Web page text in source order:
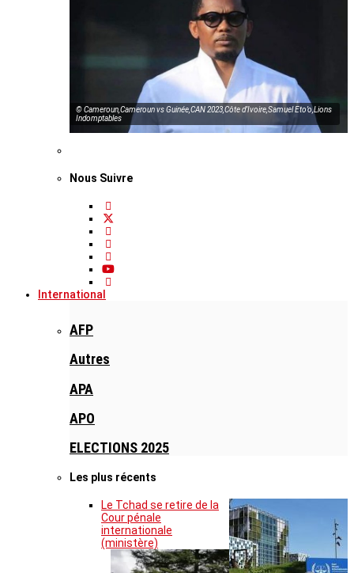
© Cameroun,Cameroun vs Guinée,CAN 2023,Côte d’Ivoire,Samuel Eto’o,Lions
Indomptables
Nous Suivre
International
AFP
Autres
APA
APO
ELECTIONS 2025
Les plus récents
Le Tchad se retire de la
Cour pénale
internationale
(ministère)